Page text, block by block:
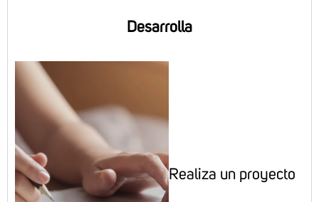
Desarrolla
Realiza un proyecto